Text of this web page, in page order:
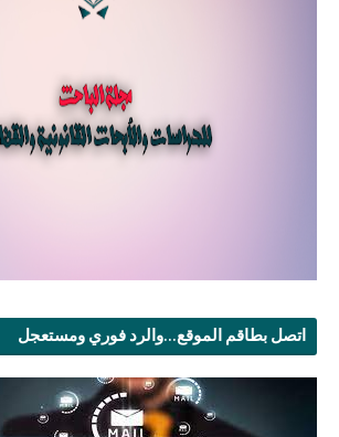
اتصل بطاقم الموقع...والرد فوري ومستعجل